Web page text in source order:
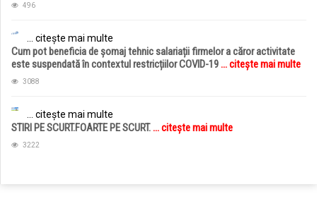
496
... citește mai multe
Cum pot beneficia de șomaj tehnic salariații firmelor a căror activitate
este suspendată în contextul restricțiilor COVID-19... citește mai multe
3088
... citește mai multe
STIRI PE SCURT.FOARTE PE SCURT.... citește mai multe
3222